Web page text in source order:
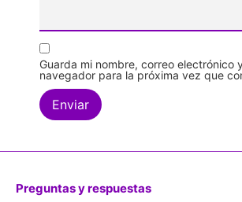
Guarda mi nombre, correo electrónico
navegador para la próxima vez que
Preguntas y respuestas